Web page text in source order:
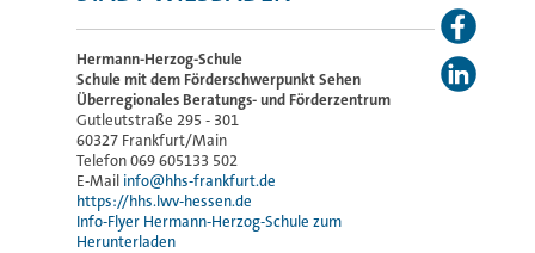
Hermann-Herzog-Schule
Schule mit dem Förderschwerpunkt Sehen
Überregionales Beratungs- und Förderzentrum
Gutleutstraße 295 - 301
60327 Frankfurt/Main
Telefon 069 605133 502
E-Mail info@hhs-frankfurt.de
https://hhs.lwv-hessen.de
Info-Flyer Hermann-Herzog-Schule zum
Herunterladen